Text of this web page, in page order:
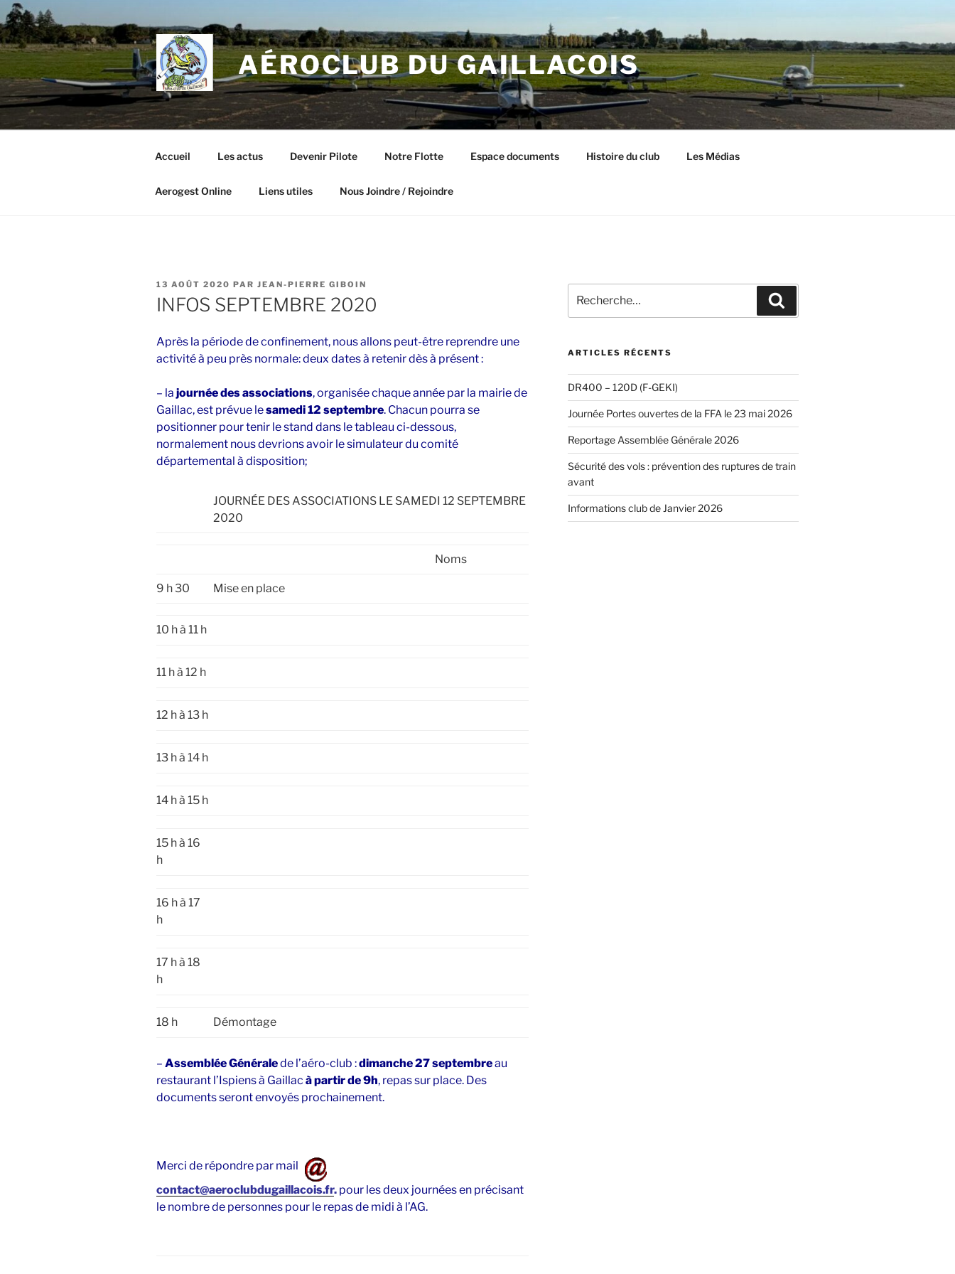
Aller
au
contenu
principal
AÉROCLUB DU GAILLACOIS
Accueil Les actus Devenir Pilote Notre Flotte Espace documents Histoire du club Les Médias
Aerogest Online Liens utiles Nous Joindre / Rejoindre
PUBLIÉ
LE
13 AOÛT 2020 PAR JEAN-PIERRE GIBOIN
INFOS SEPTEMBRE 2020
Après la période de confinement, nous allons peut-être reprendre une
activité à peu près normale: deux dates à retenir dès à présent :
– la journée des associations, organisée chaque année par la mairie de
Gaillac, est prévue lesamedi 12 septembre. Chacun pourra se
positionner pour tenir le stand dans le tableau ci-dessous,
normalement nous devrions avoir le simulateur du comité
départemental à disposition;
JOURNÉE DES ASSOCIATIONS LE SAMEDI 12 SEPTEMBRE
2020
Noms
9 h 30 Mise en place
10 h à 11 h
11 h à 12 h
12 h à 13 h
13 h à 14 h
14 h à 15 h
15 h à 16
h
16 h à 17
h
17 h à 18
h
18 h Démontage
– Assemblée Généralede l’aéro-club :dimanche 27 septembreau
restaurant l’Ispiens à Gaillac à partir de 9h, repas sur place. Des
documents seront envoyés prochainement.
Merci de répondre par mail
contact@aeroclubdugaillacois.fr. pour les deux journées en précisant
le nombre de personnes pour le repas de midi à l’AG.
pour
:
ARTICLES RÉCENTS
DR400 – 120D (F-GEKI)
Journée Portes ouvertes de la FFA le 23 mai 2026
Reportage Assemblée Générale 2026
Sécurité des vols : prévention des ruptures de train
avant
Informations club de Janvier 2026